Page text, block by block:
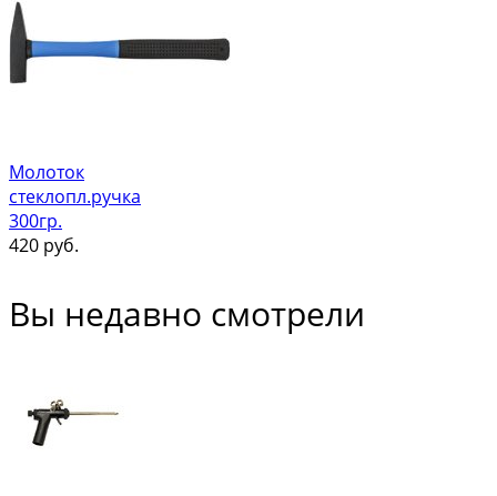
Молоток
стеклопл.ручка
300гр.
420 руб.
Вы недавно смотрели